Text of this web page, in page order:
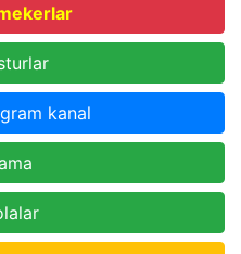
kanal